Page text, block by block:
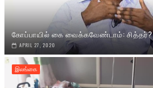
கோப்பாயில் கை வைக்கவேண்டாம்: சித்தர்?
APRIL 27, 2020
இலங்கை